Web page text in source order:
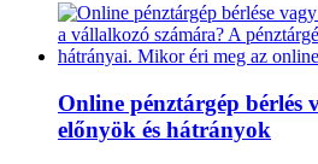
Online pénztárgép bérlés
előnyök és hátrányok